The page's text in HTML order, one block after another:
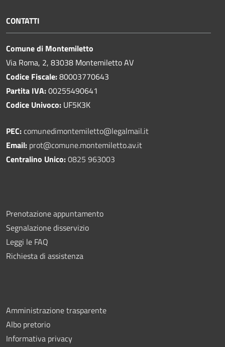
CONTATTI
Comune di Montemiletto
Via Roma, 2, 83038 Montemiletto AV
Codice Fiscale:80003770643
Partita IVA:00255490641
Codice Univoco: UF5K3K
PEC:comunedimontemiletto@legalmail.it
Email: prot@comune.montemiletto.av.it
Centralino Unico:0825 963003
Prenotazione appuntamento
Segnalazione disservizio
Leggi le FAQ
Richiesta di assistenza
Amministrazione trasparente
Albo pretorio
Informativa privacy